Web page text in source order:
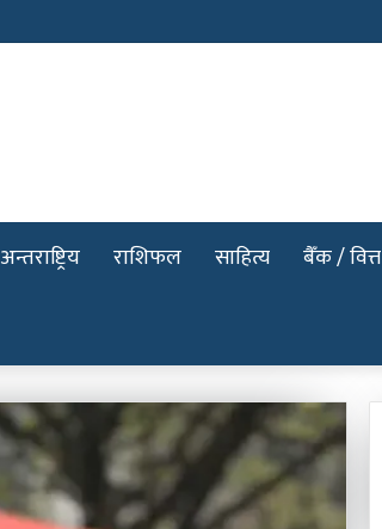
अन्तराष्ट्रिय राशिफल साहित्य बैँक / वित्त